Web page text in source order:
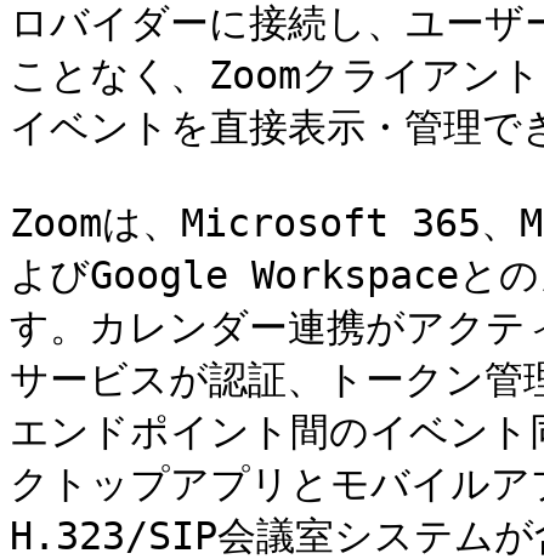
ロバイダーに接続し、ユー
ことなく、Zoomクライアン
イベントを直接表示・管理で
Zoomは、Microsoft 365
よびGoogle Workspaceと
す。カレンダー連携がアクテ
サービスが認証、トークン
エンドポイント間のイベン
クトップアプリとモバイル
H.323/SIP会議室システムが